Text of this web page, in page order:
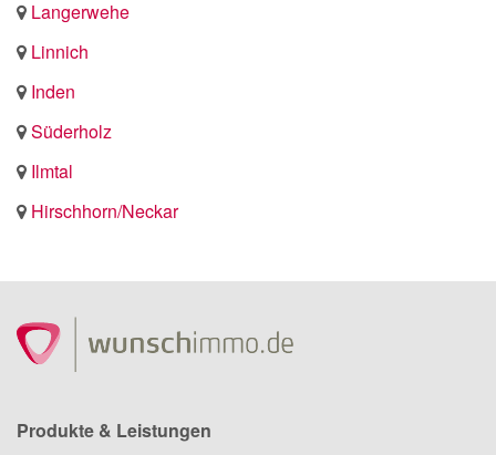
Langerwehe
Linnich
Inden
Süderholz
Ilmtal
Hirschhorn/Neckar
Produkte & Leistungen